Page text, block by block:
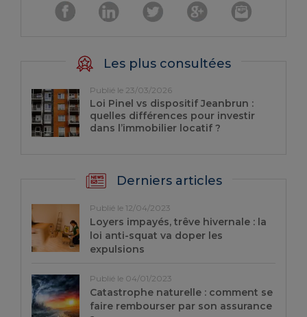
Les plus consultées
Publié le 23/03/2026
Loi Pinel vs dispositif Jeanbrun :
quelles différences pour investir
dans l’immobilier locatif ?
Derniers articles
Publié le 12/04/2023
Loyers impayés, trêve hivernale : la
loi anti-squat va doper les
expulsions
Publié le 04/01/2023
Catastrophe naturelle : comment se
faire rembourser par son assurance